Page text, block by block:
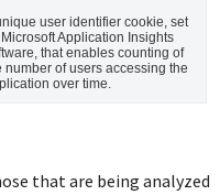
user identifier cookie, set
Application Insights
that enables counting of
number of users accessing the
over time.
that are being analyzed